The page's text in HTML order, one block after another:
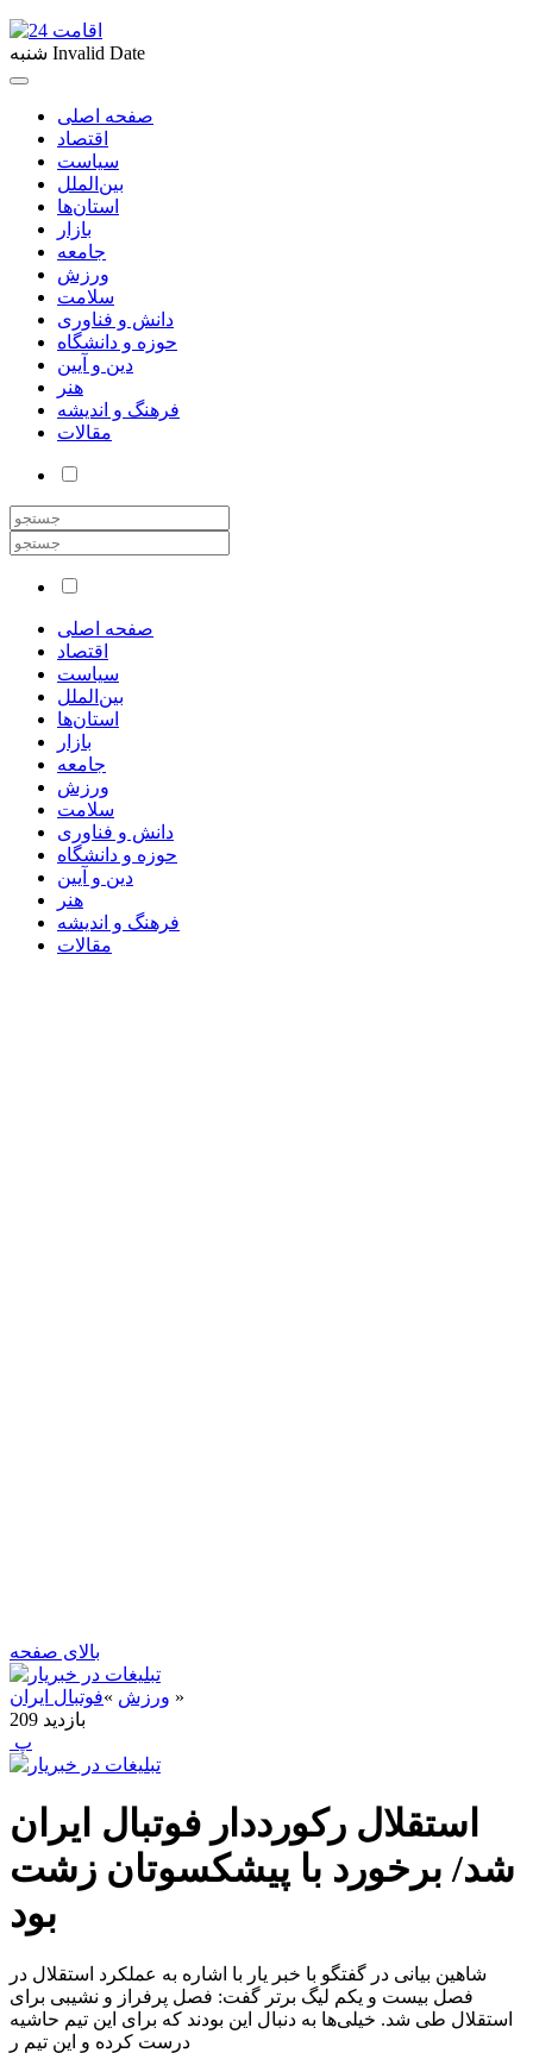
شنبه Invalid Date
صفحه اصلی
اقتصاد
سیاست
بین‌الملل
استان‌ها
بازار
جامعه
ورزش
سلامت
دانش و فناوری
حوزه و دانشگاه
دین و آیین
هنر
فرهنگ و اندیشه
مقالات
صفحه اصلی
اقتصاد
سیاست
بین‌الملل
استان‌ها
بازار
جامعه
ورزش
سلامت
دانش و فناوری
حوزه و دانشگاه
دین و آیین
هنر
فرهنگ و اندیشه
مقالات
بالای صفحه
ورزش »فوتبال ایران
»
209 بازدید
‍ پ
استقلال رکورددار فوتبال ایران
شد/ برخورد با پیشکسوتان زشت
بود
شاهین بیانی در گفتگو با خبر یار با اشاره به عملکرد استقلال در
فصل بیست و یکم لیگ برتر گفت: فصل پرفراز و نشیبی برای
استقلال طی شد. خیلی‌ها به دنبال این بودند که برای این تیم حاشیه
درست کرده و این تیم ر